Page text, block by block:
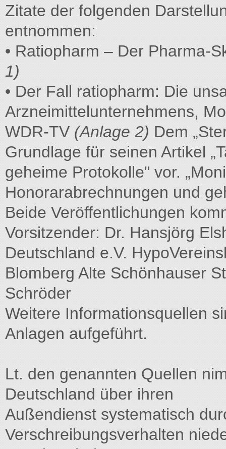
Zitate der folgenden
entnommen:
• Ratiopharm – Der Pharma-
1)
• Der Fall ratiopharm: Die
Arzneimittelunternehmens,
WDR-TV (Anlage 2) Dem
Grundlage für seinen Artikel
geheime Protokolle" vor.
Honorarabrechnungen und
Beide Veröffentlichungen
Vorsitzender: Dr. Hansjörg
Deutschland e.V.
Blomberg Alte Schönhauser
Schröder
Weitere Informationsquellen
Anlagen aufgeführt.
Lt. den genannten Quellen
Deutschland über ihren
Außendienst systematisch
Verschreibungsverhalten